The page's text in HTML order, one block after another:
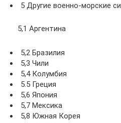
5 Другие военно-морские
5,1 Аргентина
5,2 Бразилия
5,3 Чили
5,4 Колумбия
5.5 Греция
5,6 Япония
5,7 Мексика
5,8 Южная Корея